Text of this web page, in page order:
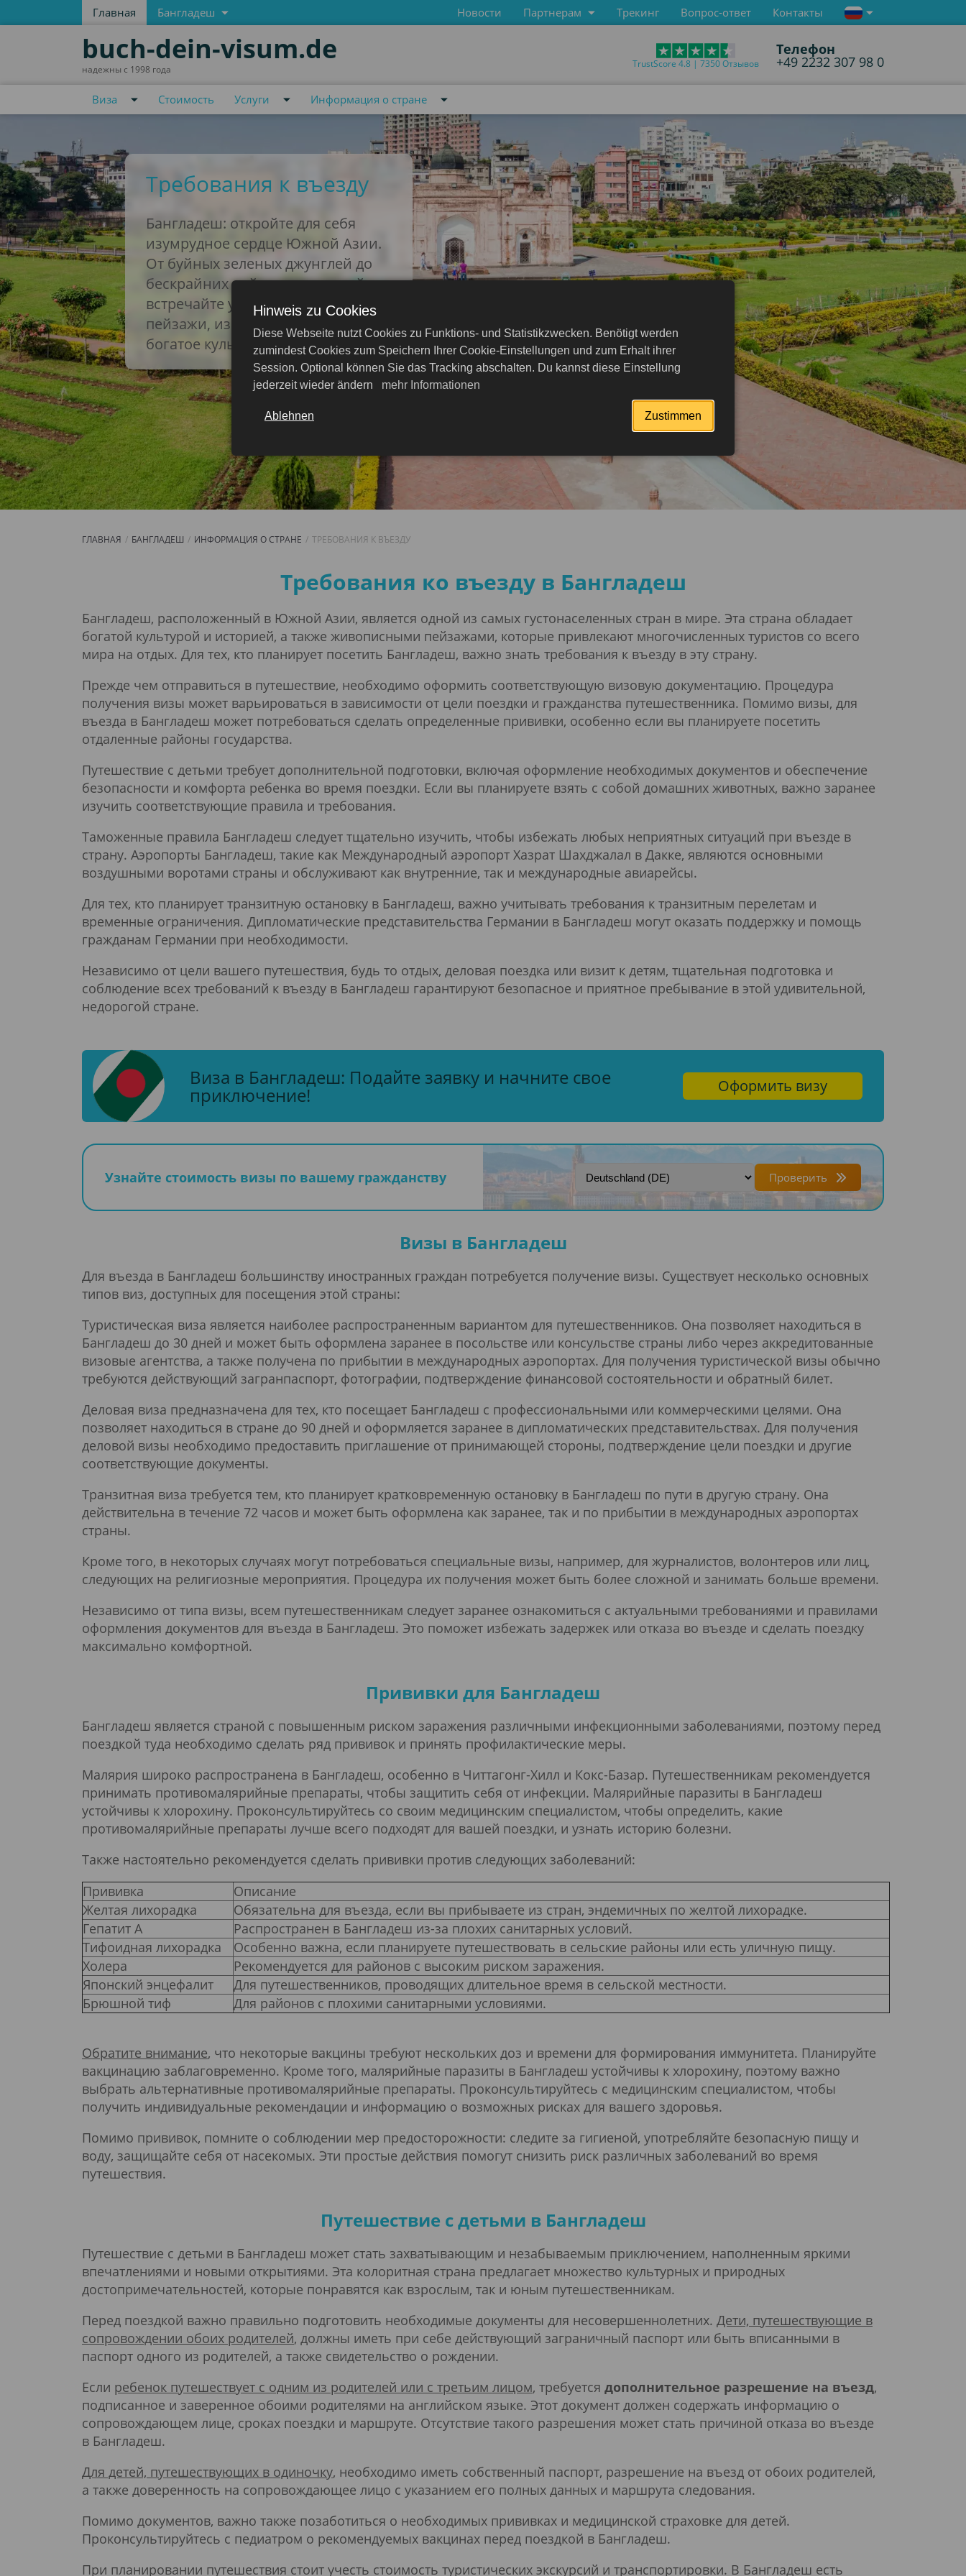
Главная Бангладеш Новости Партнерам Трекинг Вопрос-ответ Контакты
buch-dein-visum.de
надежны с 1998 года TrustScore 4.8 | 7350 Отзывов
Телефон
+49 2232 307 98 0
Виза Стоимость Услуги Информация о стране
Требования к въезду
Бангладеш: откройте для себя
изумрудное сердце Южной Азии.
От буйных зеленых джунглей до
бескрайних чайных плантаций –
встречайте удивительные
пейзажи, изысканную кухню и
богатое культурное наследие!
ГЛАВНАЯ БАНГЛАДЕШ ИНФОРМАЦИЯ О СТРАНЕ ТРЕБОВАНИЯ К ВЪЕЗДУ
Требования к въездуТребования ко въезду в Бангладеш
Бангладеш, расположенный в Южной Азии, является одной из самых густонаселенных стран в мире. Эта страна обладает
богатой культурой и историей, а также живописными пейзажами, которые привлекают многочисленных туристов со всего
мира на отдых. Для тех, кто планирует посетить Бангладеш, важно знать требования к въезду в эту страну.
Прежде чем отправиться в путешествие, необходимо оформить соответствующую визовую документацию. Процедура
получения визы может варьироваться в зависимости от цели поездки и гражданства путешественника. Помимо визы, для
въезда в Бангладеш может потребоваться сделать определенные прививки, особенно если вы планируете посетить
отдаленные районы государства.
Путешествие с детьми требует дополнительной подготовки, включая оформление необходимых документов и обеспечение
безопасности и комфорта ребенка во время поездки. Если вы планируете взять с собой домашних животных, важно заранее
изучить соответствующие правила и требования.
Таможенные правила Бангладеш следует тщательно изучить, чтобы избежать любых неприятных ситуаций при въезде в
страну. Аэропорты Бангладеш, такие как Международный аэропорт Хазрат Шахджалал в Дакке, являются основными
воздушными воротами страны и обслуживают как внутренние, так и международные авиарейсы.
Для тех, кто планирует транзитную остановку в Бангладеш, важно учитывать требования к транзитным перелетам и
временные ограничения. Дипломатические представительства Германии в Бангладеш могут оказать поддержку и помощь
гражданам Германии при необходимости.
Независимо от цели вашего путешествия, будь то отдых, деловая поездка или визит к детям, тщательная подготовка и
соблюдение всех требований к въезду в Бангладеш гарантируют безопасное и приятное пребывание в этой удивительной,
недорогой стране.
Виза в Бангладеш: Подайте заявку и начните свое
приключение! Оформить визу
Узнайте стоимость визы по вашему гражданству Проверить
Визы в Бангладеш
Для въезда в Бангладеш большинству иностранных граждан потребуется получение визы. Существует несколько основных
типов виз, доступных для посещения этой страны:
Туристическая виза является наиболее распространенным вариантом для путешественников. Она позволяет находиться в
Бангладеш до 30 дней и может быть оформлена заранее в посольстве или консульстве страны либо через аккредитованные
визовые агентства, а также получена по прибытии в международных аэропортах. Для получения туристической визы обычно
требуются действующий загранпаспорт, фотографии, подтверждение финансовой состоятельности и обратный билет.
Деловая виза предназначена для тех, кто посещает Бангладеш с профессиональными или коммерческими целями. Она
позволяет находиться в стране до 90 дней и оформляется заранее в дипломатических представительствах. Для получения
деловой визы необходимо предоставить приглашение от принимающей стороны, подтверждение цели поездки и другие
соответствующие документы.
Транзитная виза требуется тем, кто планирует кратковременную остановку в Бангладеш по пути в другую страну. Она
действительна в течение 72 часов и может быть оформлена как заранее, так и по прибытии в международных аэропортах
страны.
Кроме того, в некоторых случаях могут потребоваться специальные визы, например, для журналистов, волонтеров или лиц,
следующих на религиозные мероприятия. Процедура их получения может быть более сложной и занимать больше времени.
Независимо от типа визы, всем путешественникам следует заранее ознакомиться с актуальными требованиями и правилами
оформления документов для въезда в Бангладеш. Это поможет избежать задержек или отказа во въезде и сделать поездку
максимально комфортной.
Прививки для Бангладеш
Бангладеш является страной с повышенным риском заражения различными инфекционными заболеваниями, поэтому перед
поездкой туда необходимо сделать ряд прививок и принять профилактические меры.
Малярия широко распространена в Бангладеш, особенно в Читтагонг-Хилл и Кокс-Базар. Путешественникам рекомендуется
принимать противомалярийные препараты, чтобы защитить себя от инфекции. Малярийные паразиты в Бангладеш
устойчивы к хлорохину. Проконсультируйтесь со своим медицинским специалистом, чтобы определить, какие
противомалярийные препараты лучше всего подходят для вашей поездки, и узнать историю болезни.
Также настоятельно рекомендуется сделать прививки против следующих заболеваний:
Прививка
Описание
Желтая лихорадка
Обязательна для въезда, если вы прибываете из стран, эндемичных по желтой лихорадке.
Гепатит A
Распространен в Бангладеш из-за плохих санитарных условий.
Тифоидная лихорадка
Особенно важна, если планируете путешествовать в сельские районы или есть уличную пищу.
Холера
Рекомендуется для районов с высоким риском заражения.
Японский энцефалит
Для путешественников, проводящих длительное время в сельской местности.
Брюшной тиф
Для районов с плохими санитарными условиями.
Обратите внимание, что некоторые вакцины требуют нескольких доз и времени для формирования иммунитета. Планируйте
вакцинацию заблаговременно. Кроме того, малярийные паразиты в Бангладеш устойчивы к хлорохину, поэтому важно
выбрать альтернативные противомалярийные препараты. Проконсультируйтесь с медицинским специалистом, чтобы
получить индивидуальные рекомендации и информацию о возможных рисках для вашего здоровья.
Помимо прививок, помните о соблюдении мер предосторожности: следите за гигиеной, употребляйте безопасную пищу и
воду, защищайте себя от насекомых. Эти простые действия помогут снизить риск различных заболеваний во время
путешествия.
Путешествие с детьми в Бангладеш
Путешествие с детьми в Бангладеш может стать захватывающим и незабываемым приключением, наполненным яркими
впечатлениями и новыми открытиями. Эта колоритная страна предлагает множество культурных и природных
достопримечательностей, которые понравятся как взрослым, так и юным путешественникам.
Перед поездкой важно правильно подготовить необходимые документы для несовершеннолетних. Дети, путешествующие в
сопровождении обоих родителей, должны иметь при себе действующий заграничный паспорт или быть вписанными в
паспорт одного из родителей, а также свидетельство о рождении.
Если ребенок путешествует с одним из родителей или с третьим лицом, требуется дополнительное разрешение на въезд,
подписанное и заверенное обоими родителями на английском языке. Этот документ должен содержать информацию о
сопровождающем лице, сроках поездки и маршруте. Отсутствие такого разрешения может стать причиной отказа во въезде
в Бангладеш.
Для детей, путешествующих в одиночку, необходимо иметь собственный паспорт, разрешение на въезд от обоих родителей,
а также доверенность на сопровождающее лицо с указанием его полных данных и маршрута следования.
Помимо документов, важно также позаботиться о необходимых прививках и медицинской страховке для детей.
Проконсультируйтесь с педиатром о рекомендуемых вакцинах перед поездкой в Бангладеш.
При планировании путешествия стоит учесть стоимость туристических экскурсий и транспортировки. В Бангладеш есть
Hinweis zu Cookies
Diese Webseite nutzt Cookies zu Funktions- und Statistikzwecken. Benötigt werden
zumindest Cookies zum Speichern Ihrer Cookie-Einstellungen und zum Erhalt ihrer
Session. Optional können Sie das Tracking abschalten. Du kannst diese Einstellung
jederzeit wieder ändern
mehr Informationen
Ablehnen Zustimmen